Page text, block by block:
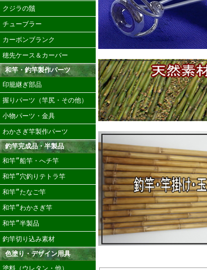
クジラの鬚
チューブラー
カーボンブランク
穂先ケース＆カーバー
和竿・釣竿製作パーツ
印籠継ぎ部品
握りパーツ（竿尻・その他）
小物パーツ・金具
わかさぎ竿製作パーツ
釣竿完成品・半製品
和竿”船竿・へチ竿
和竿”穴釣りテトラ竿
和竿”たなご竿
和竿”わかさぎ竿
和竿”半製品
釣竿切り込み素材
色塗り・デザイン用具
塗料（ウレタン・他）